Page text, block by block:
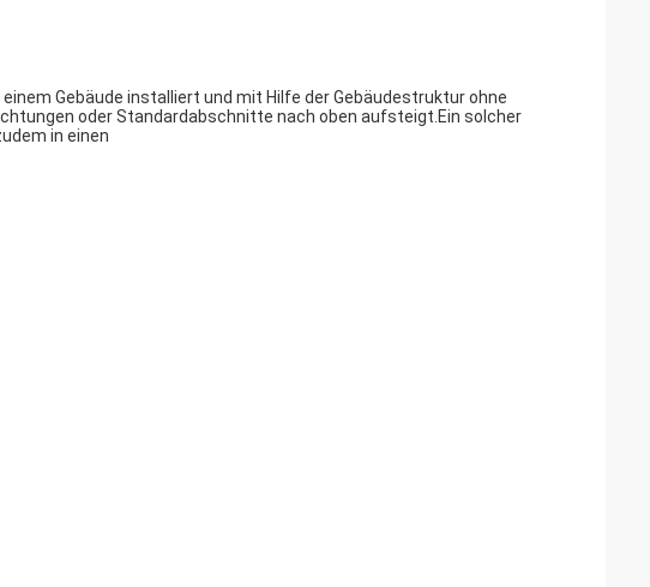
einem Gebäude installiert und mit Hilfe der Gebäudestruktur ohne
oder Standardabschnitte nach oben aufsteigt.Ein solcher
in einen